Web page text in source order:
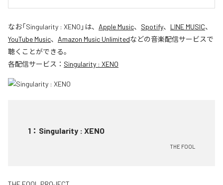
なお「Singularity : XENO 」は、 Apple Music、 Spotify、 LINE MUSIC、
YouTube Music、 Amazon Music Unlimitedなどの音楽配信サービスで
聴くことができる。
各配信サービス： Singularity : XENO
1 ： Singularity : XENO
THE FOOL